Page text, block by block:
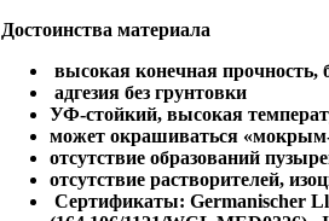
Достоинства материала
высокая конечная прочность,
адгезия без грунтовки
УФ-стойкий, высокая
может окрашиваться «мокрым-
отсутствие образований
отсутствие растворителей,
Сертификаты: Germanischer